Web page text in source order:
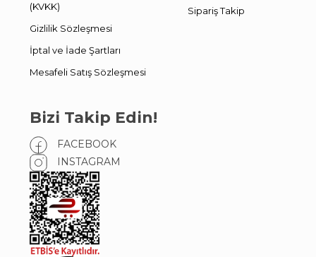
(KVKK)
Gizlilik Sözleşmesi
İptal ve İade Şartları
Mesafeli Satış Sözleşmesi
Sipariş Takip
Bizi Takip Edin!
FACEBOOK
INSTAGRAM